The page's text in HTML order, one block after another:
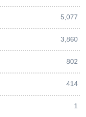
5,077
3,860
802
414
1